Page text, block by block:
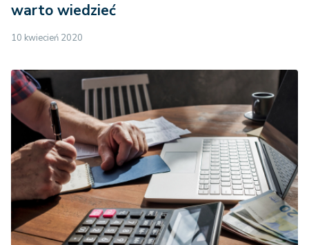
warto wiedzieć
10 kwiecień 2020